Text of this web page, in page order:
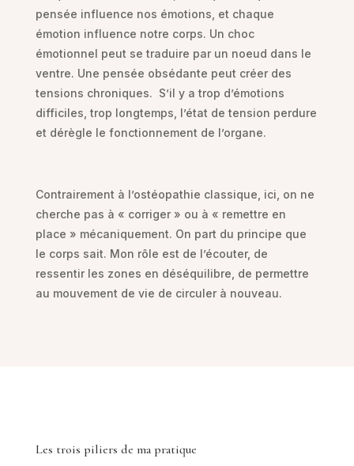
pensée influence nos émotions, et chaque
émotion influence notre corps. Un choc
émotionnel peut se traduire par un noeud dans le
ventre. Une pensée obsédante peut créer des
tensions chroniques. S’il y a trop d’émotions
difficiles, trop longtemps, l’état de tension perdure
et dérègle le fonctionnement de l’organe.
Contrairement à l’ostéopathie classique, ici, on ne
cherche pas à « corriger » ou à « remettre en
place » mécaniquement. On part du principe que
le corps sait. Mon rôle est de l’écouter, de
ressentir les zones en déséquilibre, de permettre
au mouvement de vie de circuler à nouveau.
Les trois piliers de ma pratique